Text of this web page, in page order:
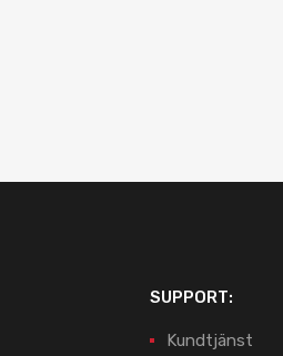
SUPPORT:
Kundtjänst